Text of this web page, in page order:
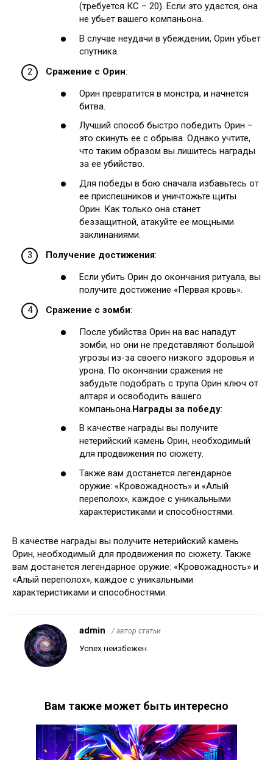
(требуется КС – 20). Если это удастся, она
не убьет вашего компаньона.
В случае неудачи в убеждении, Орин убьет
спутника.
Сражение с Орин:
Орин превратится в монстра, и начнется
битва.
Лучший способ быстро победить Орин –
это скинуть ее с обрыва. Однако учтите,
что таким образом вы лишитесь награды
за ее убийство.
Для победы в бою сначала избавьтесь от
ее приспешников и уничтожьте щиты
Орин. Как только она станет
беззащитной, атакуйте ее мощными
заклинаниями.
Получение достижения:
Если убить Орин до окончания ритуала, вы
получите достижение «Первая кровь».
Сражение с зомби:
После убийства Орин на вас нападут
зомби, но они не представляют большой
угрозы из-за своего низкого здоровья и
урона. По окончании сражения не
забудьте подобрать с трупа Орин ключ от
алтаря и освободить вашего
компаньона. Награды за победу:
В качестве награды вы получите
нетерийский камень Орин, необходимый
для продвижения по сюжету.
Также вам достанется легендарное
оружие: «Кровожадность» и «Алый
переполох», каждое с уникальными
характеристиками и способностями.
В качестве награды вы получите нетерийский камень
Орин, необходимый для продвижения по сюжету. Также
вам достанется легендарное оружие: «Кровожадность» и
«Алый переполох», каждое с уникальными
характеристиками и способностями.
admin / автор статьи
Успех неизбежен.
Вам также может быть интересно